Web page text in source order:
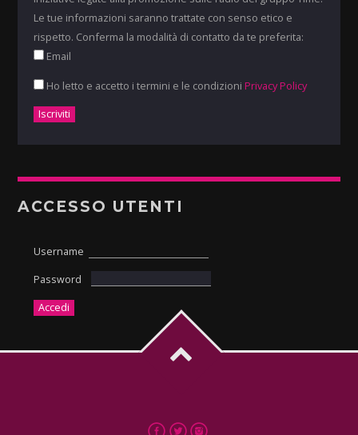
Le tue informazioni saranno trattate con senso etico e
rispetto. Conferma la modalità di contatto da te preferita:
Email
Ho letto e accetto i termini e le condizioni Privacy Policy
ACCESSO UTENTI
Username
Password